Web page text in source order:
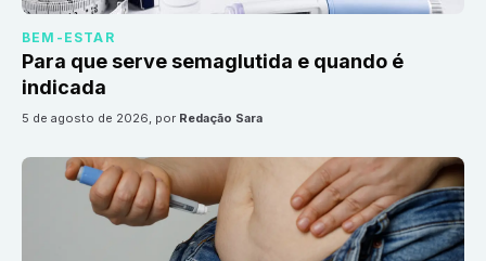
BEM-ESTAR
Para que serve semaglutida e quando é
indicada
5 de agosto de 2026, por Redação Sara